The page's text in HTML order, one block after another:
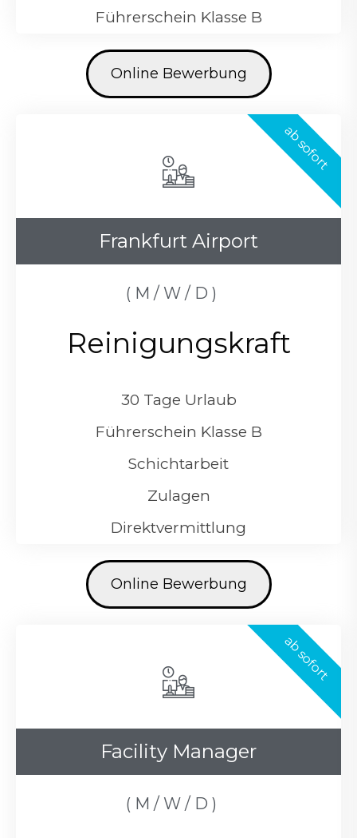
Führerschein Klasse B
Online Bewerbung
ab sofort
Frankfurt Airport
( M / W / D )
Reinigungskraft
30 Tage Urlaub
Führerschein Klasse B
Schichtarbeit
Zulagen
Direktvermittlung
Online Bewerbung
ab sofort
Facility Manager
( M / W / D )